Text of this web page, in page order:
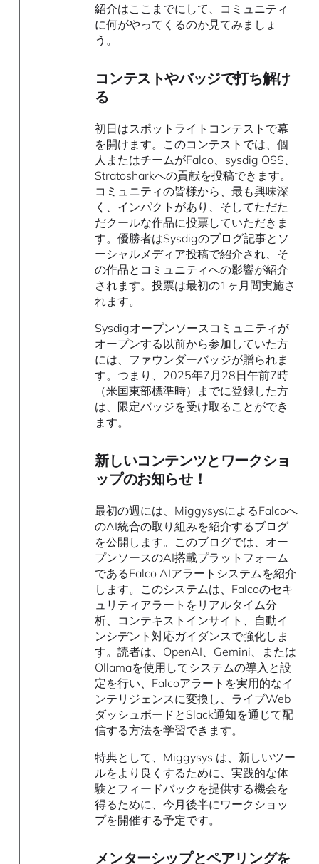
紹介はここまでにして、コミュニティ
に何がやってくるのか見てみましょ
う。
コンテストやバッジで打ち解け
る
初日はスポットライトコンテストで幕
を開けます。このコンテストでは、個
人またはチームがFalco、sysdig OSS、
Stratosharkへの貢献を投稿できます。
コミュニティの皆様から、最も興味深
く、インパクトがあり、そしてただた
だクールな作品に投票していただきま
す。優勝者はSysdigのブログ記事とソ
ーシャルメディア投稿で紹介され、そ
の作品とコミュニティへの影響が紹介
されます。投票は最初の1ヶ月間実施さ
れます。
Sysdigオープンソースコミュニティが
オープンする以前から参加していた方
には、ファウンダーバッジが贈られま
す。つまり、2025年7月28日午前7時
（米国東部標準時）までに登録した方
は、限定バッジを受け取ることができ
ます。
新しいコンテンツとワークショ
ップのお知らせ！
最初の週には、MiggysysによるFalcoへ
のAI統合の取り組みを紹介するブログ
を公開します。このブログでは、オー
プンソースのAI搭載プラットフォーム
であるFalco AIアラートシステムを紹介
します。このシステムは、Falcoのセキ
ュリティアラートをリアルタイム分
析、コンテキストインサイト、自動イ
ンシデント対応ガイダンスで強化しま
す。読者は、OpenAI、Gemini、または
Ollamaを使用してシステムの導入と設
定を行い、Falcoアラートを実用的なイ
ンテリジェンスに変換し、ライブWeb
ダッシュボードとSlack通知を通じて配
信する方法を学習できます。
特典として、Miggysys は、新しいツー
ルをより良くするために、実践的な体
験とフィードバックを提供する機会を
得るために、今月後半にワークショッ
プを開催する予定です。
メンターシップとペアリングを